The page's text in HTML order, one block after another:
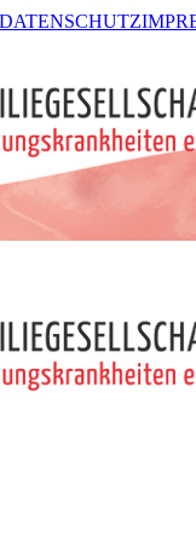
DATENSCHUTZ